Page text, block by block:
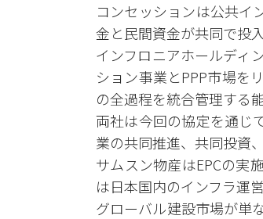
コンセッションは公共イ
金と民間資金が共同で投
インフロニアホールディ
ション事業とPPP市場を
の全過程を統合管理する
両社は今回の協定を通じ
業の共同推進、共同投資
サムスン物産はEPCの実
は日本国内のインフラ運
グローバル建設市場が単